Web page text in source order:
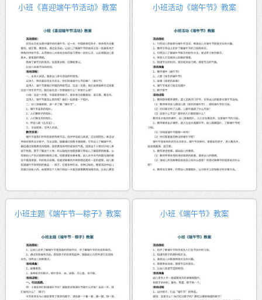
小班《喜迎端午节活动》教案 小班活动《端午节》教案
小班主题《端午节―粽子》教案 小班《端午节》教案